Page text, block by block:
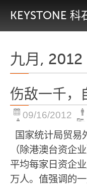
KEYSTONE 科
九月, 2012
伤敌一千
09/16/2012
国家统计局贸易
（除港澳台资企
平均每家日资企
万人。值强调的